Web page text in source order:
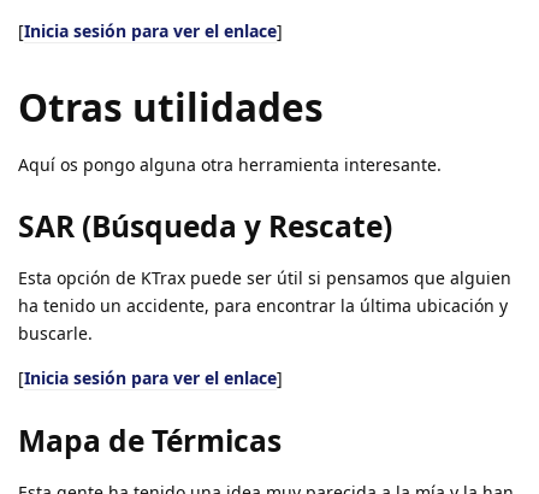
[Inicia sesión para ver el enlace]
Otras utilidades
Aquí os pongo alguna otra herramienta interesante.
SAR (Búsqueda y Rescate)
Esta opción de KTrax puede ser útil si pensamos que alguien
ha tenido un accidente, para encontrar la última ubicación y
buscarle.
[Inicia sesión para ver el enlace]
Mapa de Térmicas